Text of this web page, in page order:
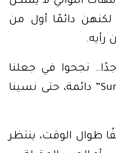
لكنهن دائمًا أول من
رأيه.
نجحوا في جعلنا
نعيش في حالة “Survival Mode” دائمة، حتى نسينا
طوال الوقت، ينتظر